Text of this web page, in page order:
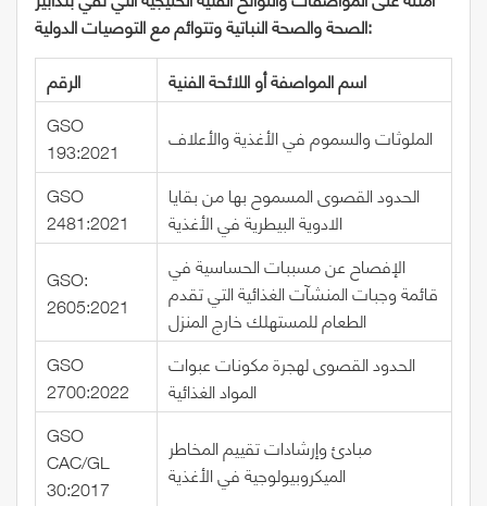
الصحة والصحة النباتية وتتوائم مع التوصيات الدولية:
الرقم
اسم المواصفة أو اللائحة الفنية
GSO
193:2021
الملوثات والسموم في الأغذية والأعلاف
GSO
2481:2021
الحدود القصوى المسموح بها من بقايا
الادوية البيطرية في الأغذية
GSO:
2605:2021
الإفصاح عن مسببات الحساسية في
قائمة وجبات المنشآت الغذائية التي تقدم
الطعام للمستهلك خارج المنزل
GSO
2700:2022
الحدود القصوى لهجرة مكونات عبوات
المواد الغذائية
GSO
CAC/GL
30:2017
مبادئ وإرشادات تقييم المخاطر
الميكروبيولوجية في الأغذية